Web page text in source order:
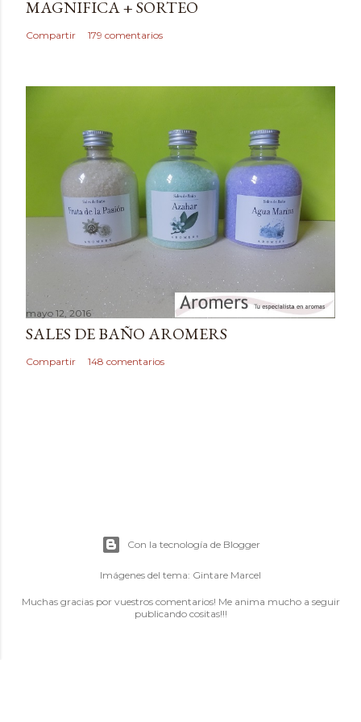
n
c
o
MAGNIFICA + SORTEO
Compartir 179 comentarios
mayo 12, 2016
SALES DE BAÑO AROMERS
Compartir 148 comentarios
Con la tecnología de Blogger
Imágenes del tema: Gintare Marcel
Muchas gracias por vuestros comentarios! Me anima mucho a seguir
publicando cositas!!!